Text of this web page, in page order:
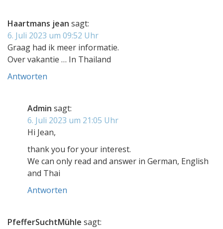
Haartmans jean sagt:
6. Juli 2023 um 09:52 Uhr
Graag had ik meer informatie.
Over vakantie … In Thailand
Antworten
Admin sagt:
6. Juli 2023 um 21:05 Uhr
Hi Jean,
thank you for your interest.
We can only read and answer in German, English
and Thai
Antworten
PfefferSuchtMühle sagt: